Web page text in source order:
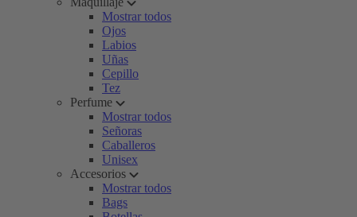
Mostrar todos
Ojos
Labios
Uñas
Cepillo
Tez
Perfume
Mostrar todos
Señoras
Caballeros
Unisex
Accesorios
Mostrar todos
Bags